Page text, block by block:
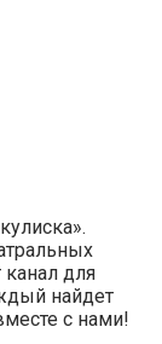
канал для
найдет
с нами!